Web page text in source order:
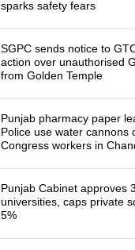
sparks safety fears
SGPC sends notice to
action over unauthorised
from Golden Temple
Punjab pharmacy paper
Police use water cannons
Congress workers in
Punjab Cabinet approves
universities, caps private
5%